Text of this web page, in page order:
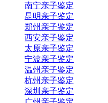
南宁亲子鉴定
昆明亲子鉴定
郑州亲子鉴定
西安亲子鉴定
太原亲子鉴定
宁波亲子鉴定
温州亲子鉴定
杭州亲子鉴定
深圳亲子鉴定